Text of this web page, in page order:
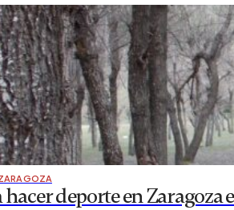
hacer deporte en